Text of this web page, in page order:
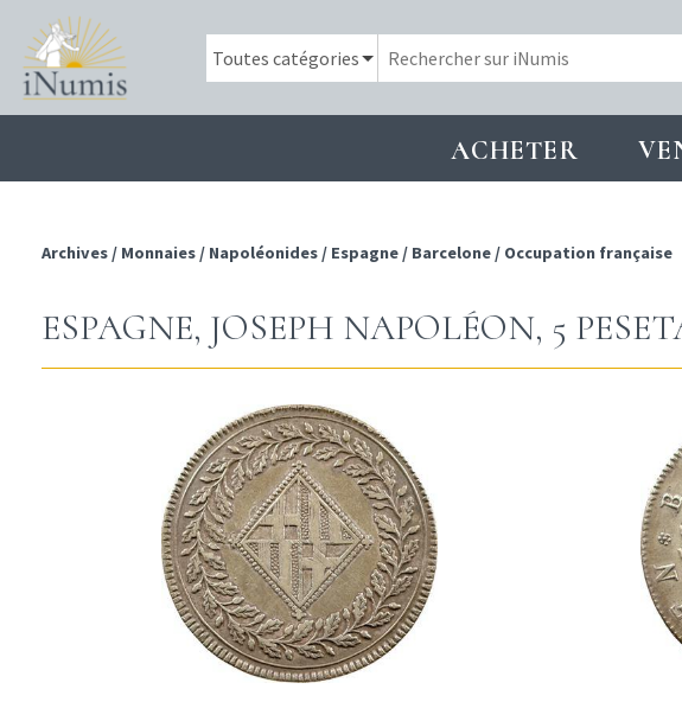
ACHETER
Archives / Monnaies / Napoléonides / Espagne / Barcelone / Occupation française
ESPAGNE, JOSEPH NAPOLÉON, 5